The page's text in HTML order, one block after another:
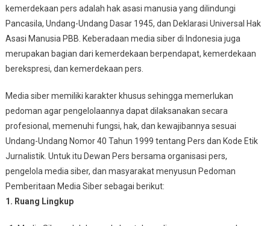
kemerdekaan pers adalah hak asasi manusia yang dilindungi
Pancasila, Undang-Undang Dasar 1945, dan Deklarasi Universal Hak
Asasi Manusia PBB. Keberadaan media siber di Indonesia juga
merupakan bagian dari kemerdekaan berpendapat, kemerdekaan
berekspresi, dan kemerdekaan pers.
Media siber memiliki karakter khusus sehingga memerlukan
pedoman agar pengelolaannya dapat dilaksanakan secara
profesional, memenuhi fungsi, hak, dan kewajibannya sesuai
Undang-Undang Nomor 40 Tahun 1999 tentang Pers dan Kode Etik
Jurnalistik. Untuk itu Dewan Pers bersama organisasi pers,
pengelola media siber, dan masyarakat menyusun Pedoman
Pemberitaan Media Siber sebagai berikut:
1. Ruang Lingkup